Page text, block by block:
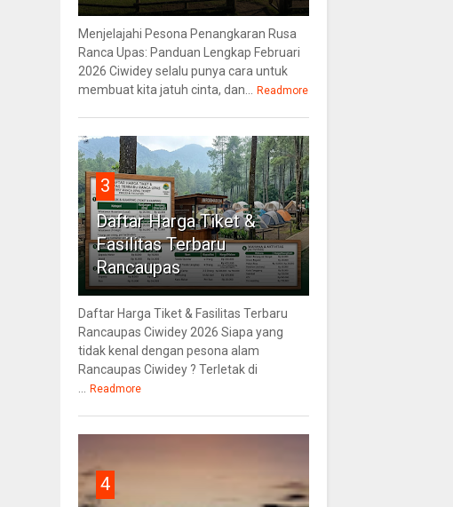
Menjelajahi Pesona Penangkaran Rusa
Ranca Upas: Panduan Lengkap Februari
2026 Ciwidey selalu punya cara untuk
membuat kita jatuh cinta, dan...
Readmore
3
Daftar Harga Tiket &
Fasilitas Terbaru
Rancaupas
Daftar Harga Tiket & Fasilitas Terbaru
Rancaupas Ciwidey 2026 Siapa yang
tidak kenal dengan pesona alam
Rancaupas Ciwidey ? Terletak di
Readmore
4